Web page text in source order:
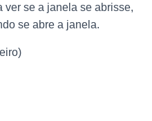
ver se a janela se abrisse,
se abre a janela.